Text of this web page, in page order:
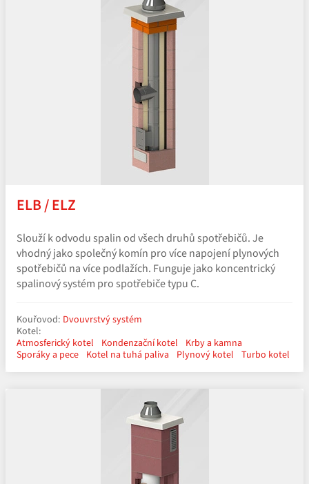
ELB / ELZ
Slouží k odvodu spalin od všech druhů spotřebičů. Je
vhodný jako společný komín pro více napojení plynových
spotřebičů na více podlažích. Funguje jako koncentrický
spalinový systém pro spotřebiče typu C.
Kouřovod: Dvouvrstvý systém
Kotel:
Atmosferický kotel
Kondenzační kotel
Krby a kamna
Sporáky a pece Kotel na tuhá paliva Plynový kotel Turbo kotel